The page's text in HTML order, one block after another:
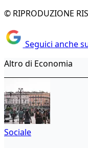
© RIPRODUZIONE
Seguici anche
Altro di Economia
Sociale